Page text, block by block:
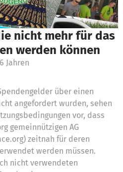
nicht mehr für das
werden können
Jahren
über einen
angefordert wurden, sehen
vor, dass
gemeinnützigen AG
zeitnah für deren
werden müssen.
nicht verwendeten